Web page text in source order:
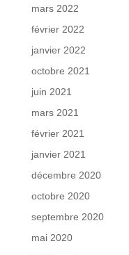
mars 2022
février 2022
janvier 2022
octobre 2021
juin 2021
mars 2021
février 2021
janvier 2021
décembre 2020
octobre 2020
septembre 2020
mai 2020